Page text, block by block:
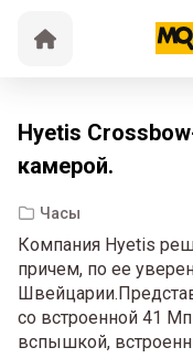
Hyetis
камерой.
Часы
Компания Hyetis
причем, по ее
со встроенной 41
вспышкой,